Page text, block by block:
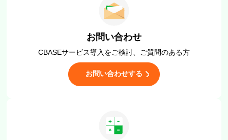
お問い合わせ
CBASEサービス導入をご検討、 ご質問のある方
お問い合わせする